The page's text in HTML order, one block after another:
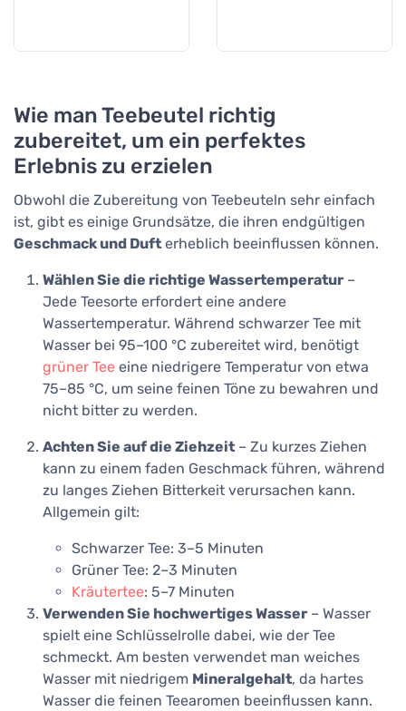
Wie man Teebeutel richtig
zubereitet, um ein perfektes
Erlebnis zu erzielen
Obwohl die Zubereitung von Teebeuteln sehr einfach
ist, gibt es einige Grundsätze, die ihren endgültigen
Geschmack und Duft erheblich beeinflussen können.
Wählen Sie die richtige Wassertemperatur –
Jede Teesorte erfordert eine andere
Wassertemperatur. Während schwarzer Tee mit
Wasser bei 95–100 °C zubereitet wird, benötigt
grüner Tee eine niedrigere Temperatur von etwa
75–85 °C, um seine feinen Töne zu bewahren und
nicht bitter zu werden.
Achten Sie auf die Ziehzeit – Zu kurzes Ziehen
kann zu einem faden Geschmack führen, während
zu langes Ziehen Bitterkeit verursachen kann.
Allgemein gilt:
Schwarzer Tee: 3–5 Minuten
Grüner Tee: 2–3 Minuten
Kräutertee: 5–7 Minuten
Verwenden Sie hochwertiges Wasser – Wasser
spielt eine Schlüsselrolle dabei, wie der Tee
schmeckt. Am besten verwendet man weiches
Wasser mit niedrigem Mineralgehalt, da hartes
Wasser die feinen Teearomen beeinflussen kann.